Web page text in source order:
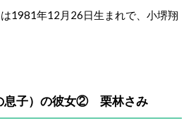
1981年12月26日生まれで、小堺翔
息子）の彼女② 栗林さみ